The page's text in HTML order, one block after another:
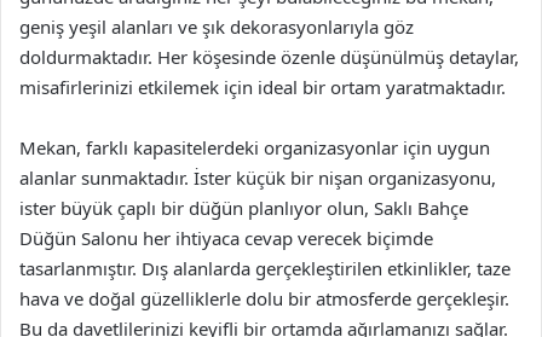
geniş yeşil alanları ve şık dekorasyonlarıyla göz
doldurmaktadır. Her köşesinde özenle düşünülmüş detaylar,
misafirlerinizi etkilemek için ideal bir ortam yaratmaktadır.
Mekan, farklı kapasitelerdeki organizasyonlar için uygun
alanlar sunmaktadır. İster küçük bir nişan organizasyonu,
ister büyük çaplı bir düğün planlıyor olun, Saklı Bahçe
Düğün Salonu her ihtiyaca cevap verecek biçimde
tasarlanmıştır. Dış alanlarda gerçekleştirilen etkinlikler, taze
hava ve doğal güzelliklerle dolu bir atmosferde gerçekleşir.
Bu da davetlilerinizi keyifli bir ortamda ağırlamanızı sağlar.